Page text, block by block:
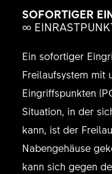
SOFORTIGER
∞
Ein sofortiger
Freilaufsystem mit
Eingriffspunkten
Situation, in der
kann, ist der
Nabengehäuse
kann sich gegen